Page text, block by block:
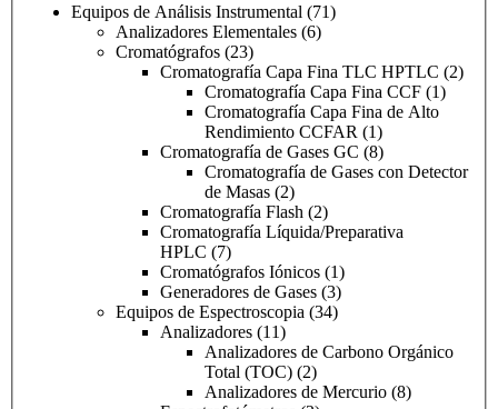
Equipos de Análisis Instrumental (71)
Analizadores Elementales (6)
Cromatógrafos (23)
Cromatografía Capa Fina TLC HPTLC (2)
Cromatografía Capa Fina CCF (1)
Cromatografía Capa Fina de Alto
Rendimiento CCFAR (1)
Cromatografía de Gases GC (8)
Cromatografía de Gases con Detector
de Masas (2)
Cromatografía Flash (2)
Cromatografía Líquida/Preparativa
HPLC (7)
Cromatógrafos Iónicos (1)
Generadores de Gases (3)
Equipos de Espectroscopia (34)
Analizadores (11)
Analizadores de Carbono Orgánico
Total (TOC) (2)
Analizadores de Mercurio (8)